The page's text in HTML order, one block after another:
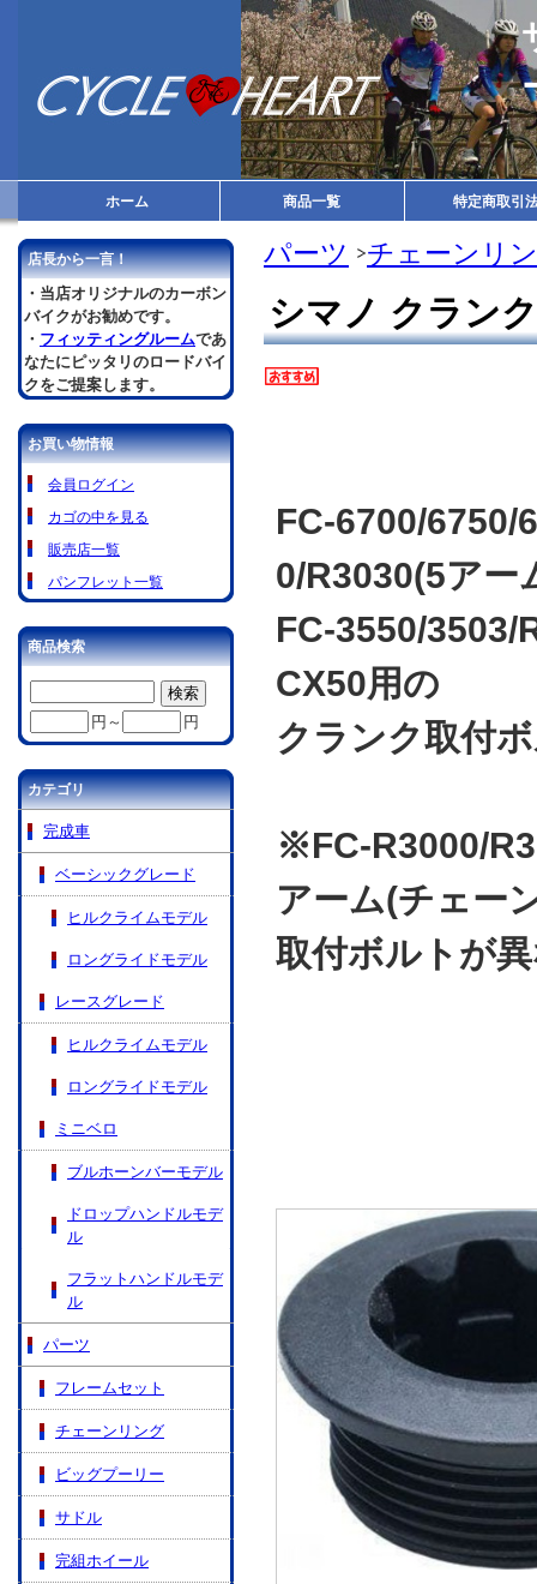
ホーム 商品一覧 特定商取引
パーツ チェーンリ
シマノ クラン
FC-6700/6750/
0/R3030(5アー
FC-3550/3503/
CX50用の
クランク取付
※FC-R3000/
アーム(チェー
取付ボルトが
店長から一言！
・当店オリジナルのカーボン
バイクがお勧めです。
・ フィッティングルームであ
なたにピッタリのロードバイ
クをご提案します。
お買い物情報
会員ログイン
カゴの中を見る
販売店一覧
パンフレット一覧
商品検索
円～ 円
カテゴリ
完成車
ベーシックグレード
ヒルクライムモデル
ロングライドモデル
レースグレード
ヒルクライムモデル
ロングライドモデル
ミニベロ
ブルホーンバーモデル
ドロップハンドルモデ
ル
フラットハンドルモデ
ル
パーツ
フレームセット
チェーンリング
ビッグプーリー
サドル
完組ホイール